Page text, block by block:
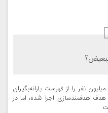
در کنار بازگشت کالابرگ، دولت حدود ۱۷ میلیون نفر را از فهرست یارانه‌بگیران
هدفمند‌سازی اجرا شده، اما در